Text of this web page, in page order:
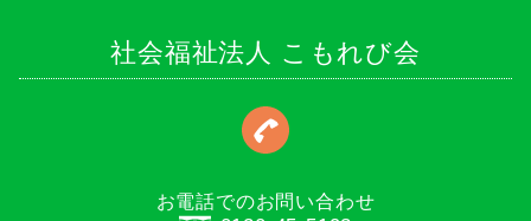
社会福祉法人 こもれび会
お電話でのお問い合わせ